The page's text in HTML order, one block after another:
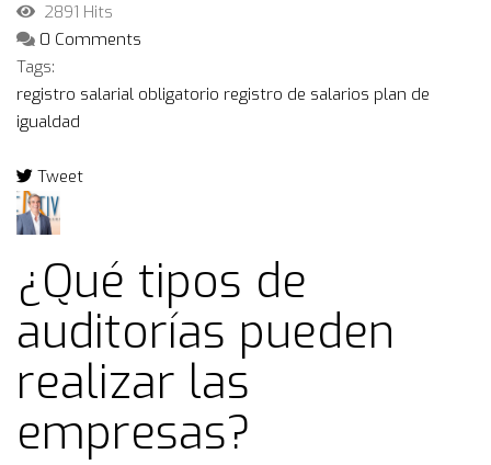
2891 Hits
0 Comments
Tags:
registro salarial obligatorio registro de salarios plan de
igualdad
Tweet
pinterest
¿Qué tipos de
auditorías pueden
realizar las
empresas?